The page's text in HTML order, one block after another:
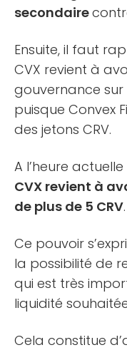
secondaire
Ensuite, il faut
CVX revient à
gouvernance
puisque Convex
des jetons CRV.
A l’heure
CVX revient à
de plus de 5 CRV.
Ce pouvoir
la possibilité de
qui est très
liquidité
Cela constitue